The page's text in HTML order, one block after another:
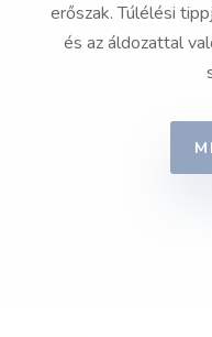
erőszak. Túlélési
és az áldozattal